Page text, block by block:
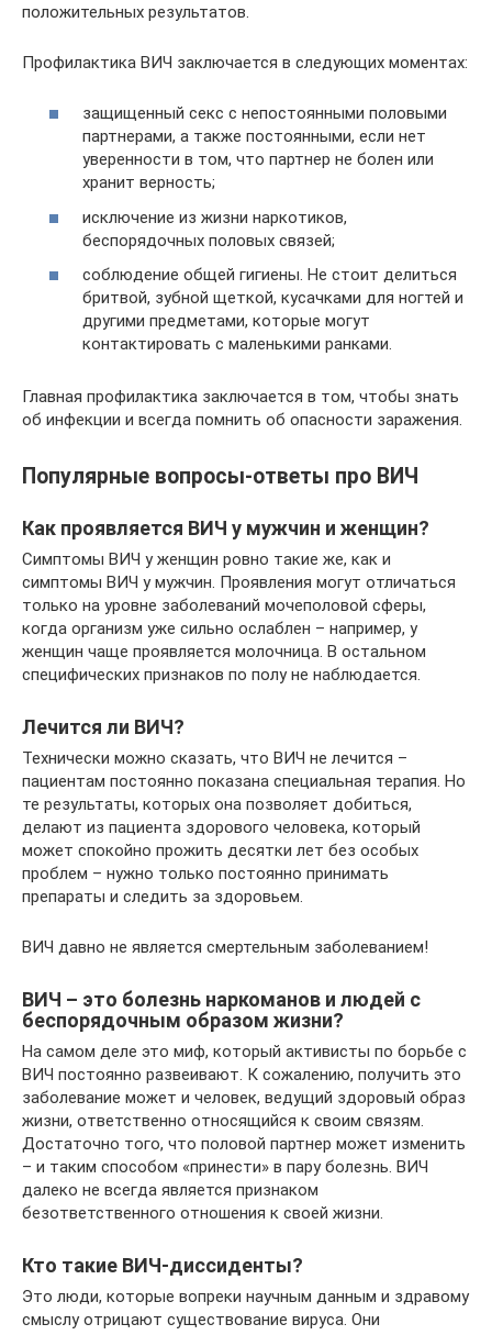
положительных результатов.
Профилактика ВИЧ заключается в следующих моментах:
защищенный секс с непостоянными половыми
партнерами, а также постоянными, если нет
уверенности в том, что партнер не болен или
хранит верность;
исключение из жизни наркотиков,
беспорядочных половых связей;
соблюдение общей гигиены. Не стоит делиться
бритвой, зубной щеткой, кусачками для ногтей и
другими предметами, которые могут
контактировать с маленькими ранками.
Главная профилактика заключается в том, чтобы знать
об инфекции и всегда помнить об опасности заражения.
Популярные вопросы-ответы про ВИЧ
Как проявляется ВИЧ у мужчин и женщин?
Симптомы ВИЧ у женщин ровно такие же, как и
симптомы ВИЧ у мужчин. Проявления могут отличаться
только на уровне заболеваний мочеполовой сферы,
когда организм уже сильно ослаблен – например, у
женщин чаще проявляется молочница. В остальном
специфических признаков по полу не наблюдается.
Лечится ли ВИЧ?
Технически можно сказать, что ВИЧ не лечится –
пациентам постоянно показана специальная терапия. Но
те результаты, которых она позволяет добиться,
делают из пациента здорового человека, который
может спокойно прожить десятки лет без особых
проблем – нужно только постоянно принимать
препараты и следить за здоровьем.
ВИЧ давно не является смертельным заболеванием!
ВИЧ – это болезнь наркоманов и людей с
беспорядочным образом жизни?
На самом деле это миф, который активисты по борьбе с
ВИЧ постоянно развеивают. К сожалению, получить это
заболевание может и человек, ведущий здоровый образ
жизни, ответственно относящийся к своим связям.
Достаточно того, что половой партнер может изменить
– и таким способом «принести» в пару болезнь. ВИЧ
далеко не всегда является признаком
безответственного отношения к своей жизни.
Кто такие ВИЧ-диссиденты?
Это люди, которые вопреки научным данным и здравому
смыслу отрицают существование вируса. Они